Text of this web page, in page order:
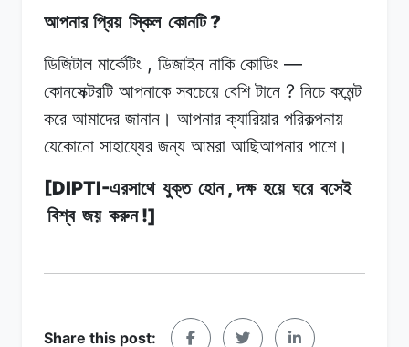
আপনার প্রিয় স্কিল কোনটি?
ডিজিটাল মার্কেটিং , ডিজাইন নাকি কোডিং —
কোনসেক্টরটি আপনাকে সবচেয়ে বেশি টানে ? নিচে কমেন্ট
করে আমাদের জানান। আপনার ক্যারিয়ার পরিকল্পনায়
যেকোনো সাহায্যের জন্য আমরা আছিআপনার পাশে।
[DIPTI-এরসাথে যুক্ত হোন,দক্ষ হয়ে ঘরে বসেই
বিশ্ব জয় করুন!]
Share this post: